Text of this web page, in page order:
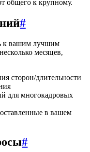
общего к крупному.
#
к вашим лучшим
месяцев,
сторон/длительности
для многокадровых
в вашем
#